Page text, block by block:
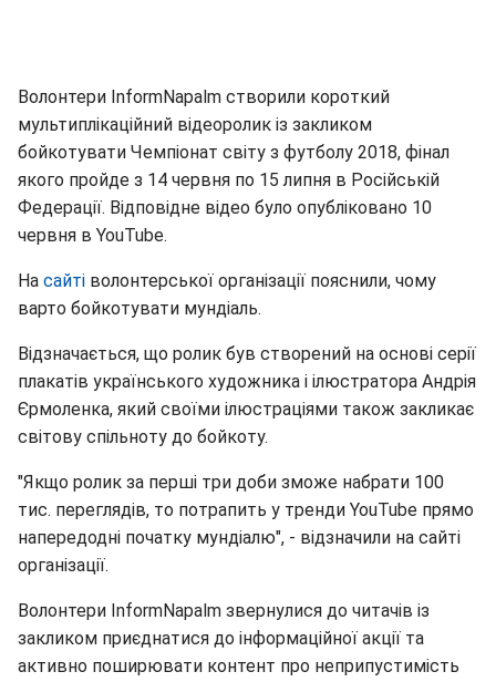
Волонтери InformNapalm створили короткий
мультиплікаційний відеоролик із закликом
бойкотувати Чемпіонат світу з футболу 2018, фінал
якого пройде з 14 червня по 15 липня в Російській
Федерації. Відповідне відео було опубліковано 10
червня в YouTube.
На сайті волонтерської організації пояснили, чому
варто бойкотувати мундіаль.
Відзначається, що ролик був створений на основі серії
плакатів українського художника і ілюстратора Андрія
Єрмоленка, який своїми ілюстраціями також закликає
світову спільноту до бойкоту.
"Якщо ролик за перші три доби зможе набрати 100
тис. переглядів, то потрапить у тренди YouTube прямо
напередодні початку мундіалю", - відзначили на сайті
організації.
Волонтери InformNapalm звернулися до читачів із
закликом приєднатися до інформаційної акції та
активно поширювати контент про неприпустимість